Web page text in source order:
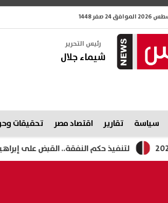
رئيس التحرير
شيماء جلال
سياسة تقارير اقتصاد مصر تحقيقات
لتنفيذ حكم النفقة.. القبض على إبراهيم سعيد